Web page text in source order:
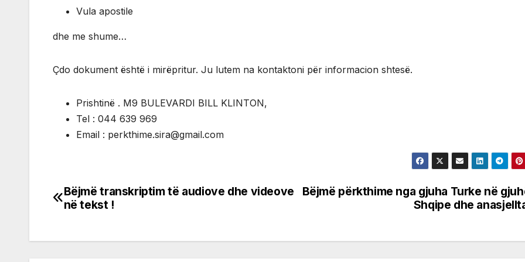
Vula apostile
dhe me shume…
Çdo dokument është i mirëpritur. Ju lutem na kontaktoni për informacion shtesë.
Prishtinë . M9 BULEVARDI BILL KLINTON,
Tel : 044 639 969
Email : perkthime.sira@gmail.com
Post
Bëjmë përkthime nga gjuha Turke në
Shqipe dhe
Bëjmë transkriptim të audiove dhe videove
në tekst !